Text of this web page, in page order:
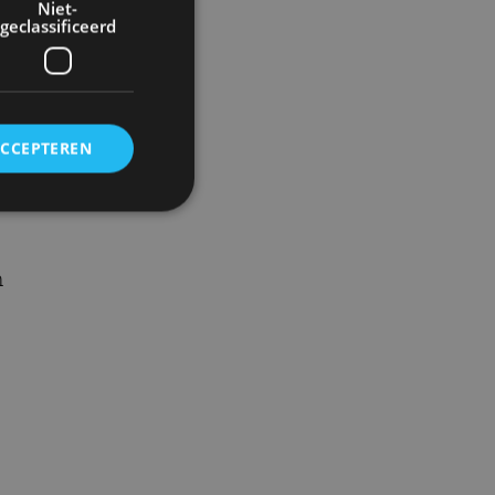
Niet-
geclassificeerd
en
om